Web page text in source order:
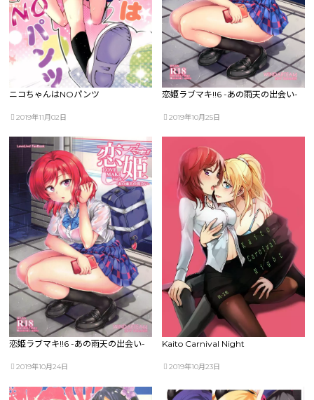
ニコちゃんはNOパンツ
2019年11月02日
恋姫ラブマキ!!6 -あの雨天の出会い-
2019年10月25日
恋姫ラブマキ!!6 -あの雨天の出会い-
2019年10月24日
Kaito Carnival Night
2019年10月23日